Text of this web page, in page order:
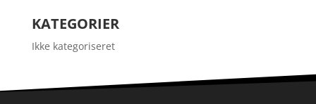
KATEGORIER
Ikke kategoriseret